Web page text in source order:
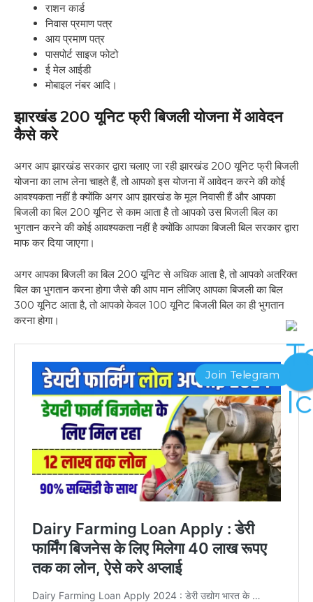
राशन कार्ड
निवास प्रमाण पत्र
आय प्रमाण पत्र
पासपोर्ट साइज फोटो
ई मेल आईडी
मोबाइल नंबर आदि।
झारखंड 200 यूनिट फ्री बिजली योजना में आवेदन
कैसे करे
अगर आप झारखंड सरकार द्वारा चलाए जा रही झारखंड 200 यूनिट फ्री बिजली
योजना का लाभ लेना चाहते हैं, तो आपको इस योजना में आवेदन करने की कोई
आवश्यकता नहीं है क्योंकि अगर आप झारखंड के मूल निवासी हैं और आपका
बिजली का बिल 200 यूनिट से काम आता है तो आपको उस बिजली बिल का
भुगतान करने की कोई आवश्यकता नहीं है क्योंकि आपका बिजली बिल सरकार द्वारा
माफ कर दिया जाएगा।
अगर आपका बिजली का बिल 200 यूनिट से अधिक आता है, तो आपको अतरिक्त
बिल का भुगतान करना होगा जैसे की आप मान लीजिए आपका बिजली का बिल
300 यूनिट आता है, तो आपको केवल 100 यूनिट बिजली बिल का ही भुगतान
करना होगा।